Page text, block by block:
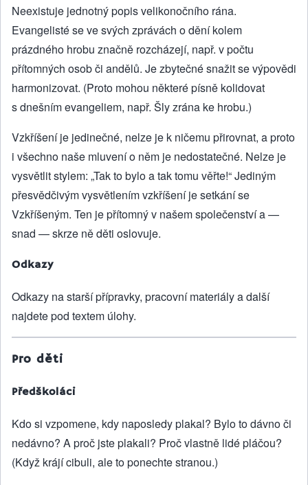
Neexistuje jednotný popis velikonočního rána.
Evangelisté se ve svých zprávách o dění kolem
prázdného hrobu značně rozcházejí, např. v počtu
přítomných osob či andělů. Je zbytečné snažit se výpovědi
harmonizovat. (Proto mohou některé písně kolidovat
s dnešním evangeliem, např. Šly zrána ke hrobu.)
Vzkříšení je jedinečné, nelze je k ničemu přirovnat, a proto
i všechno naše mluvení o něm je nedostatečné. Nelze je
vysvětlit stylem: „Tak to bylo a tak tomu věřte!“ Jediným
přesvědčivým vysvětlením vzkříšení je setkání se
Vzkříšeným. Ten je přítomný v našem společenství a —
snad — skrze ně děti oslovuje.
Odkazy
Odkazy na starší přípravky, pracovní materiály a další
najdete pod textem úlohy.
Pro děti
Předškoláci
Kdo si vzpomene, kdy naposledy plakal? Bylo to dávno či
nedávno? A proč jste plakali? Proč vlastně lidé pláčou?
(Když krájí cibuli, ale to ponechte stranou.)